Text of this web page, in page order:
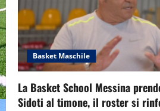
Basket Maschile
La Basket School Messina
Sidoti al timone, il roster si